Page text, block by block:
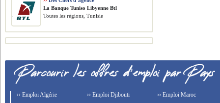
La Banque Tuniso Libyenne Btl
Toutes les régions, Tunisie
›› Emploi Algérie
›› Emploi Djibouti
›› Emploi Maroc